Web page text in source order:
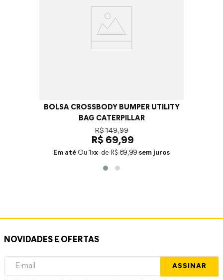
BOLSA CROSSBODY BUMPER UTILITY
BAG CATERPILLAR
R$ 149,99
R$ 69,99
Em até 1 x R$ 69,99 sem juros
NOVIDADES E OFERTAS
ASSINAR